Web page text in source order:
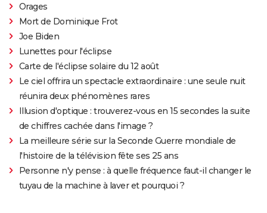
Orages
Mort de Dominique Frot
Joe Biden
Lunettes pour l'éclipse
Carte de l'éclipse solaire du 12 août
Le ciel offrira un spectacle extraordinaire : une seule nuit
réunira deux phénomènes rares
Illusion d'optique : trouverez-vous en 15 secondes la suite
de chiffres cachée dans l'image ?
La meilleure série sur la Seconde Guerre mondiale de
l'histoire de la télévision fête ses 25 ans
Personne n'y pense : à quelle fréquence faut-il changer le
tuyau de la machine à laver et pourquoi ?